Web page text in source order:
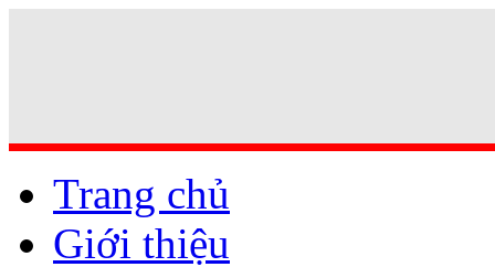
Trang chủ
Giới thiệu